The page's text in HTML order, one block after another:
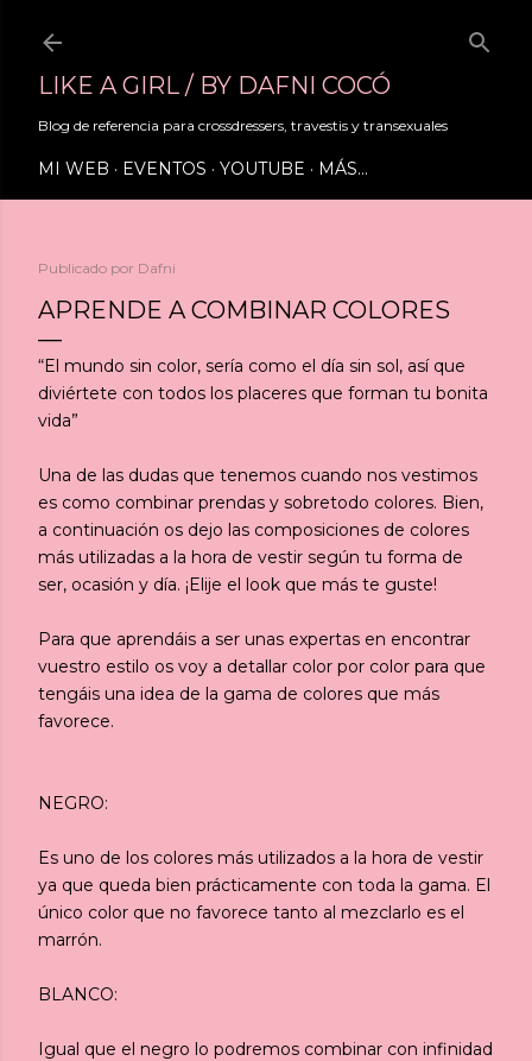
LIKE A GIRL / BY DAFNI COCÓ
Blog de referencia para crossdressers, travestis y transexuales
MI WEB EVENTOS YOUTUBE MÁS…
Publicado por Dafni
APRENDE A COMBINAR COLORES
“El mundo sin color, sería como el día sin sol, así que
diviértete con todos los placeres que forman tu bonita
vida”
Una de las dudas que tenemos cuando nos vestimos
es como combinar prendas y sobretodo colores. Bien,
a continuación os dejo las composiciones de colores
más utilizadas a la hora de vestir según tu forma de
ser, ocasión y día. ¡Elije el look que más te guste!
Para que aprendáis a ser unas expertas en encontrar
vuestro estilo os voy a detallar color por color para que
tengáis una idea de la gama de colores que más
favorece.
NEGRO:
Es uno de los colores más utilizados a la hora de vestir
ya que queda bien prácticamente con toda la gama. El
único color que no favorece tanto al mezclarlo es el
marrón.
BLANCO:
Igual que el negro lo podremos combinar con infinidad